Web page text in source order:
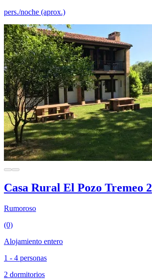
pers./noche (aprox.)
Casa Rural El Pozo Tremeo 2
Rumoroso
(0)
Alojamiento entero
1 - 4 personas
2 dormitorios